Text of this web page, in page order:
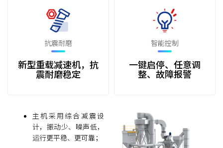
抗震耐磨
新型重载减速机，抗
震耐磨稳定
智能控制
一键启停、任意调
整、故障报警
主机采用综合减震设
计，振动少、噪声低，
运行更平稳、更可靠；